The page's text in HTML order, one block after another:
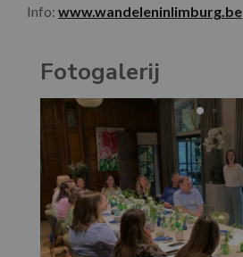
Info: www.wandeleninlimburg.be
Fotogalerij